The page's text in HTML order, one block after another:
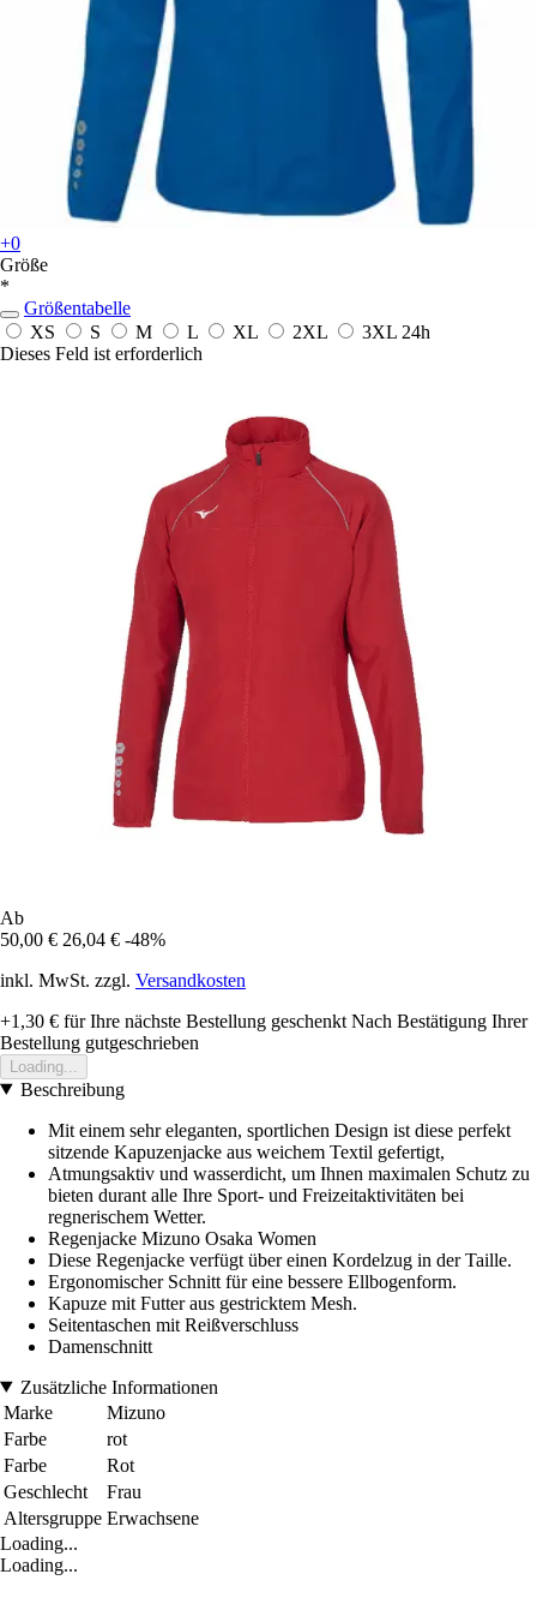
+0
Größe
*
Größentabelle
XS
S M L XL 2XL 3XL 24h
Dieses Feld ist erforderlich
Ab
50,00 € 26,04 € -48%
inkl. MwSt. zzgl. Versandkosten
+1,30 € für Ihre nächste Bestellung geschenkt Nach Bestätigung Ihrer
Bestellung gutgeschrieben
Loading...
Beschreibung
Mit einem sehr eleganten, sportlichen Design ist diese perfekt
sitzende Kapuzenjacke aus weichem Textil gefertigt,
Atmungsaktiv und wasserdicht, um Ihnen maximalen Schutz zu
bieten durant alle Ihre Sport- und Freizeitaktivitäten bei
regnerischem Wetter.
Regenjacke Mizuno Osaka Women
Diese Regenjacke verfügt über einen Kordelzug in der Taille.
Ergonomischer Schnitt für eine bessere Ellbogenform.
Kapuze mit Futter aus gestricktem Mesh.
Seitentaschen mit Reißverschluss
Damenschnitt
Zusätzliche Informationen
Marke
Mizuno
Farbe
rot
Farbe
Rot
Geschlecht
Frau
Altersgruppe Erwachsene
Loading...
Loading...